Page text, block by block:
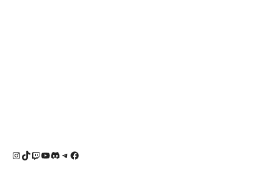
Instagram
TikTok
Twitch
YouTube
Discord
Telegram
Facebook